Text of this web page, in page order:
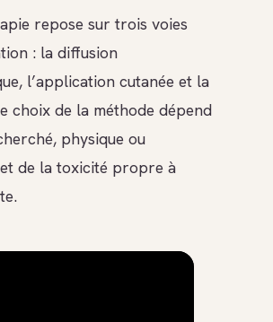
repose sur trois voies
: la diffusion
l’application cutanée et la
choix de la méthode dépend
physique ou
de la toxicité propre à